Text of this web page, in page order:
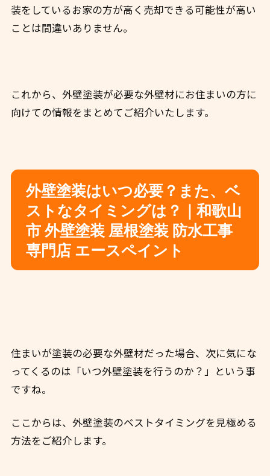
装をしているお家の方が高く売却できる可能性が高い
ことは間違いありません。
これから、外壁塗装が必要な外壁材にお住まいの方に
向けての情報をまとめてご紹介いたします。
外壁塗装はいつ必要？また、ベ
ストなタイミングは？｜和歌山
市 外壁塗装 屋根塗装 防水工事
専門店 エースペイント
住まいが塗装の必要な外壁材だった場合、次に気にな
ってくるのは「いつ外壁塗装を行うのか？」という事
ですね。
ここからは、外壁塗装のベストタイミングを見極める
方法をご紹介します。